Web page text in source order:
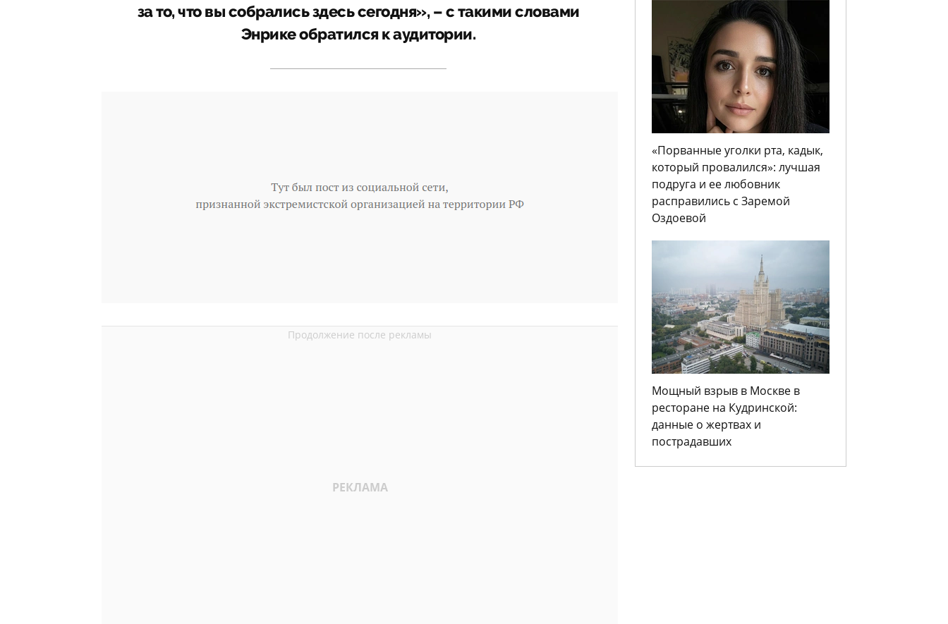
за то, что вы собрались здесь сегодня», – с такими словами
Энрике обратился к аудитории.
«Порванные уголки рта, кадык,
который провалился»: лучшая
подруга и ее любовник
расправились с Заремой
Оздоевой
Мощный взрыв в Москве в
ресторане на Кудринской:
данные о жертвах и
пострадавших